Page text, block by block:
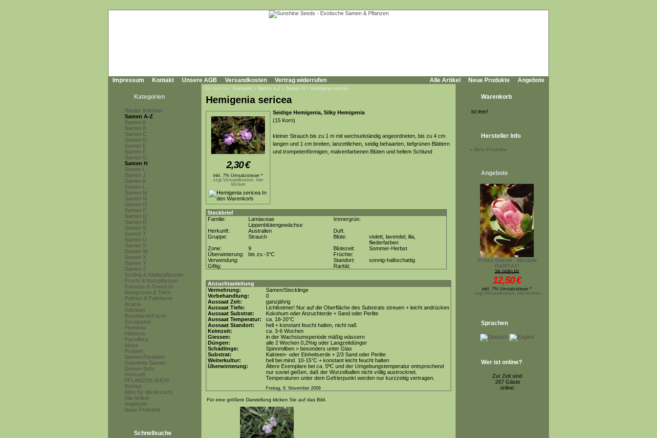
Impressum Kontakt Unsere AGB Versandkosten Vertrag widerrufen Alle Artikel Neue Produkte Angebote
Kategorien
Wieder lieferbar!
Samen A-Z
Samen A
Samen B
Samen C
Samen D
Samen E
Samen F
Samen G
Samen H
Samen I
Samen J
Samen K
Samen L
Samen M
Samen N
Samen O
Samen P
Samen Q
Samen R
Samen S
Samen T
Samen U
Samen V
Samen W
Samen X
Samen Y
Samen Z
Schling & Kletterpflanzen
Frucht & Nutzpflanzen
Gemüse & Gewürze
Mangroven & Teich
Palmen & Palmfarne
Acacia
Adenium
Baumfarne/Farne
Eucalyptus
Plumeria
Hibiskus
Passiflora
Musa
Proteen
Samen-Raritäten
Gekeimte Samen
Samen-Sets
Herkunft
PFLANZEN SHOP
Bücher
Alles für die Anzucht
Alle Artikel
Angebote
Neue Produkte
Schnellsuche
Sie sind hier: Startseite » Samen A-Z » Samen H » Hemigenia sericea
Hemigenia sericea
2,30€
inkl. 7% Umsatzsteuer *
zzgl.Versandkosten, hier
klicken
Seidige Hemigenia, Silky Hemigenia
(15 Korn)
kleiner Strauch bis zu 1 m mit wechselständig angeordneten, bis zu 4 cm
langen und 1 cm breiten, lanzettlichen, seidig behaarten, tiefgrünen Blättern
und trompetenförmigen, malvenfarbenen Blüten und hellem Schlund
Steckbrief
Familie:
Lamiaceae
Lippenblütengewächse
Immergrün:
Herkunft:
Australien
Duft:
Gruppe:
Strauch Blüte:
violett, lavendel, lila,
fliederfarben
Zone:
9 Blütezeit:
Sommer-Herbst
Überwinterung:
bis zu -3°C
Früchte:
Verwendung:
Standort:
sonnig-halbschattig
Giftig:
Rarität:
Anzuchtanleitung
Vermehrung:
Samen/Stecklinge
Vorbehandlung:
0
Aussaat Zeit:
ganzjährig
Aussaat Tiefe:
Lichtkeimer! Nur auf die Oberfläche des Substrats streuen + leicht andrücken
Aussaat Substrat:
Kokohum oder Anzuchterde + Sand oder Perlite
Aussaat Temperatur:
ca. 18-20°C
Aussaat Standort:
hell + konstant feucht halten, nicht naß
Keimzeit:
ca. 3-6 Wochen
Giessen:
in der Wachstumsperiode mäßig wässern
Düngen:
alle 2 Wochen 0,2%ig oder Langzeitdünger
Schädlinge:
Spinnmilben > besonders unter Glas
Substrat:
Kakteen- oder Einheitserde + 2/3 Sand oder Perlite
Weiterkultur:
hell bei mind. 10-15°C + konstant leicht feucht halten
Überwinterung:
Ältere Exemplare bei ca. 5ºC und der Umgebungstemperatur entsprechend
nur soviel gießen, daß der Wurzelballen nicht völlig austrocknet.
Temperaturen unter dem Gefrierpunkt werden nur kurzzeitig vertragen.
Freitag, 6. November 2009
Für eine größere Darstellung klicken Sie auf das Bild.
Warenkorb
ist leer!
Hersteller Info
- Mehr Produkte
Angebote
Protea stokoei - absolute
RARITÄT!
25,00EUR
12,50€
inkl. 7% Umsatzsteuer *
zzgl.Versandkosten, hier klicken
Sprachen
Wer ist online?
Zur Zeit sind
267 Gäste
online.